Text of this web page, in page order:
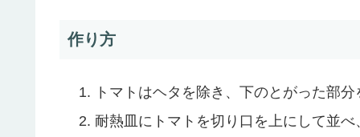
作り方
トマトはヘタを除き、下のとがった部
耐熱皿にトマトを切り口を上にして並